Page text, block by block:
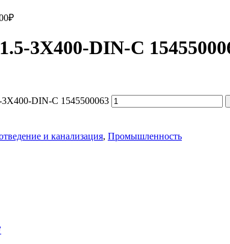
₽
3X400-DIN-C
DIN-C 1545500063
и канализация, Промышленность